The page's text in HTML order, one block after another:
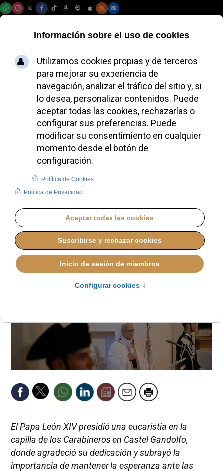
El Papa León XIV
celebra la Misa "ad
orientem" en la
capilla de los
Carabineros en
Castel Gandolfo
ALMUDENA RODRIGO PAPA LEÓN XIV MARTES, 15 JULIO 2025 11:52
El Papa León XIV presidió una eucaristía en la
capilla de los Carabineros en Castel Gandolfo,
donde agradeció su dedicación y subrayó la
importancia de mantener la esperanza ante las